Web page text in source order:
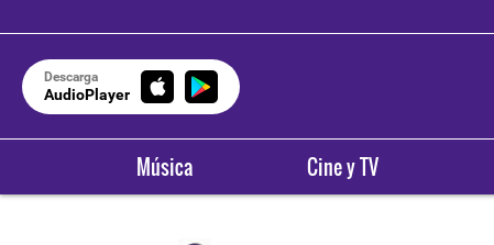
Descarga
AudioPlayer
Música Cine y TV